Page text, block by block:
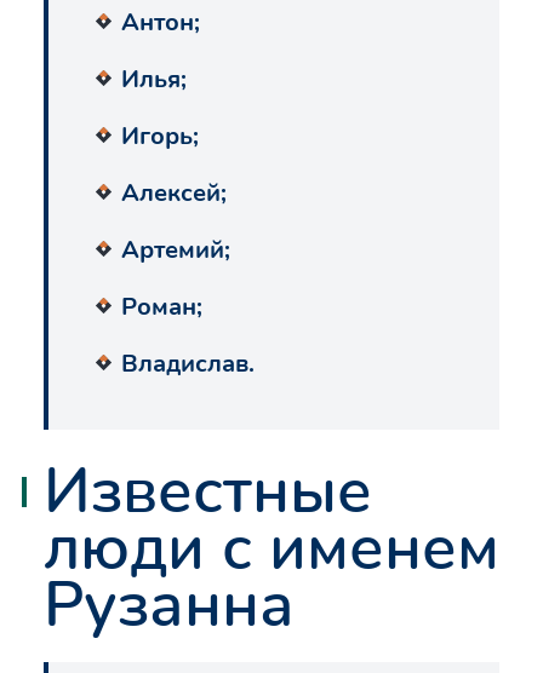
Антон;
Илья;
Игорь;
Алексей;
Артемий;
Роман;
Владислав.
Известные
люди с именем
Рузанна